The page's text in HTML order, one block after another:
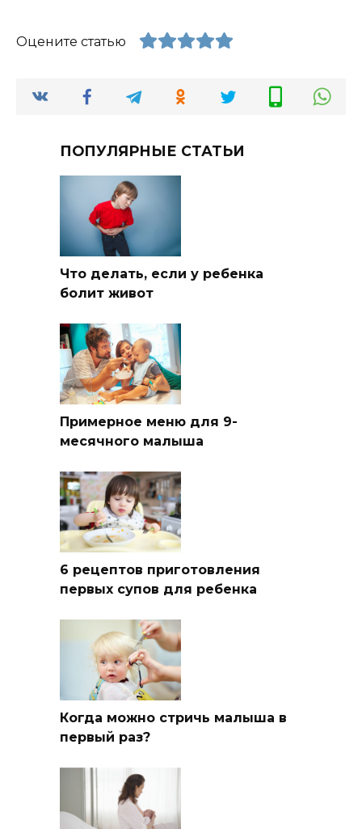
Оцените статью
ПОПУЛЯРНЫЕ СТАТЬИ
Что делать, если у ребенка
болит живот
Примерное меню для 9-
месячного малыша
6 рецептов приготовления
первых супов для ребенка
Когда можно стричь малыша в
первый раз?